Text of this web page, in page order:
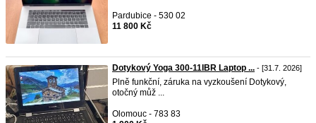
Pardubice - 530 02
11 800 Kč
Dotykový Yoga 300-11IBR Laptop ... - [31.7. 2026]
Plně funkční, záruka na vyzkoušení Dotykový,
otočný můž ...
Olomouc - 783 83